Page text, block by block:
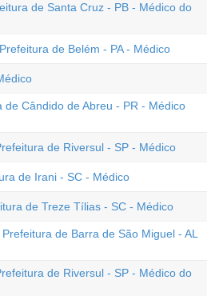
de Santa Cruz - PB - Médico do
de Belém - PA - Médico
de Cândido de Abreu - PR - Médico
de Riversul - SP - Médico
de Irani - SC - Médico
de Treze Tílias - SC - Médico
de Barra de São Miguel - AL
de Riversul - SP - Médico do